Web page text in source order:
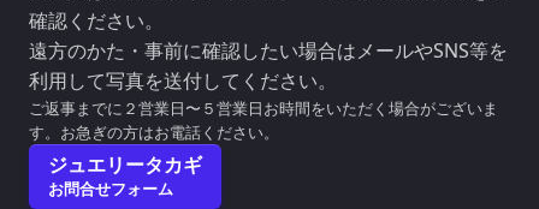
確認ください。
遠方のかた・事前に確認したい場合はメールやSNS等を
利用して写真を送付してください。
ご返事までに２営業日〜５営業日お時間をいただく場合がございま
す。お急ぎの方はお電話ください。
ジュエリータカギ
お問合せフォーム